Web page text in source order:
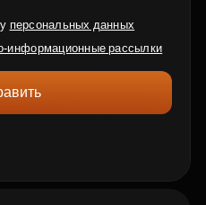
персональных данных
информационные рассылки